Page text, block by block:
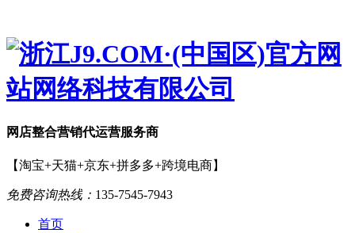
网店整合营销代运营服务商
【淘宝+天猫+京东+拼多多+跨境电商】
免费咨询热线： 135-7545-7943
首页